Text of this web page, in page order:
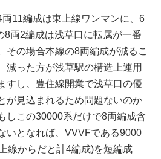
11編成は東上線ワンマンに、6
8両2編成は浅草口に転属が一番
その場合本線の8両編成が減るこ
減った方が浅草駅の構造上運用
すし、豊住線開業で浅草口の優
が見込まれるため問題ないのか
しこの30000系だけで8両編成含
いとなれば、VVVFである9000
線からだと計4編成)を短編成